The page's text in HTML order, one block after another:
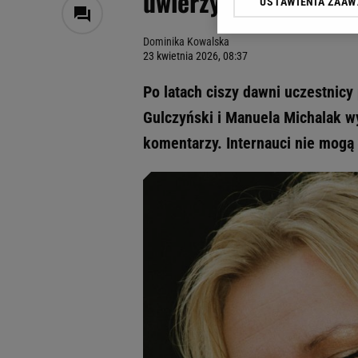
Dominika Kowalska
23 kwietnia 2026, 08:37
Po latach ciszy dawni
Gulczyński i Manuela Michalak
komentarzy. Internauci nie
Klikając „Akceptuję”
odnośnik „Ustawienia
My, nasi Zaufani
Użycie dokładnych
Przechowywanie